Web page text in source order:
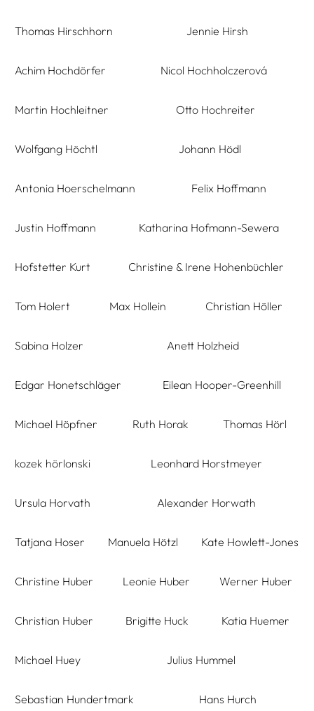
Thomas Hirschhorn Jennie Hirsh
Achim Hochdörfer Nicol Hochholczerová
Martin Hochleitner Otto Hochreiter
Wolfgang Höchtl Johann Hödl
Antonia Hoerschelmann Felix Hoffmann
Justin Hoffmann Katharina Hofmann-Sewera
Hofstetter Kurt Christine & Irene Hohenbüchler
Tom Holert Max Hollein Christian Höller
Sabina Holzer Anett Holzheid
Edgar Honetschläger Eilean Hooper-Greenhill
Michael Höpfner Ruth Horak Thomas Hörl
kozek hörlonski Leonhard Horstmeyer
Ursula Horvath Alexander Horwath
Tatjana Hoser Manuela Hötzl Kate Howlett-Jones
Christine Huber Leonie Huber Werner Huber
Christian Huber Brigitte Huck Katia Huemer
Michael Huey Julius Hummel
Sebastian Hundertmark Hans Hurch